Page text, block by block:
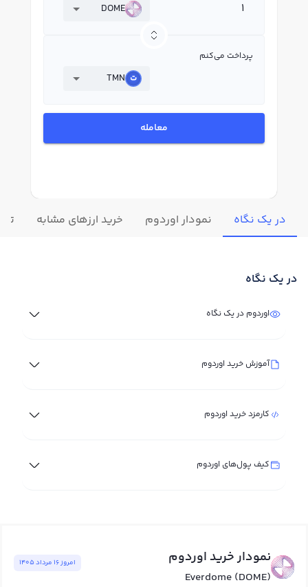
DOME
پرداخت می‌کنم
TMN
معامله
در یک نگاه نمودار اوردوم خرید ارزهای مشابه
در یک نگاه
اوردوم در یک نگاه
آموزش خرید اوردوم
کارمزد خرید اوردوم
کیف پول‌های اوردوم
نمودار خرید اوردوم
Everdome (DOME)
امروز ١٦ مرداد ١٤٠٥